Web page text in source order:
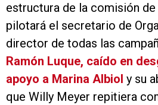
estructura de la comisión de
pilotará el secretario de
director de todas las
Ramón Luque, caído en
apoyo a Marina Albiol y su
que Willy Meyer repitiera